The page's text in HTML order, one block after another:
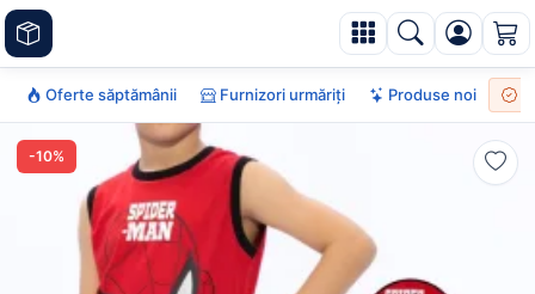
Oferte săptămânii Furnizori urmăriți Produse noi
-10%